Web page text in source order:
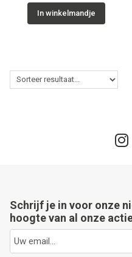
In winkelmandje
Schrijf je in voor onze
hoogte van al onze